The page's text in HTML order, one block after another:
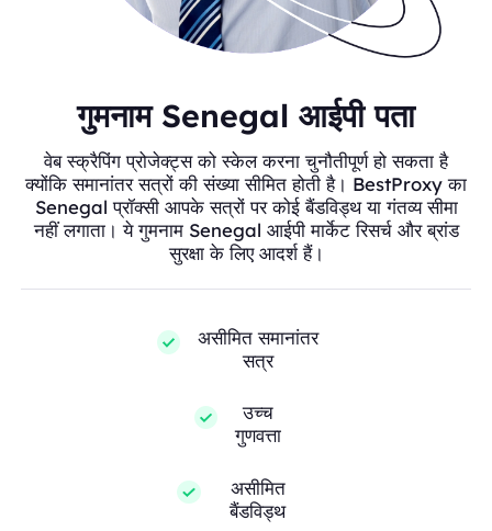
गुमनाम Senegal आईपी पता
वेब स्क्रैपिंग प्रोजेक्ट्स को स्केल करना चुनौतीपूर्ण हो सकता है
क्योंकि समानांतर सत्रों की संख्या सीमित होती है। BestProxy का
Senegal प्रॉक्सी आपके सत्रों पर कोई बैंडविड्थ या गंतव्य सीमा
नहीं लगाता। ये गुमनाम Senegal आईपी मार्केट रिसर्च और ब्रांड
सुरक्षा के लिए आदर्श हैं।
असीमित समानांतर
सत्र
उच्च
गुणवत्ता
असीमित
बैंडविड्थ